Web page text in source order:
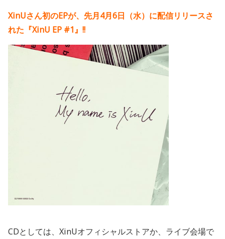
XinUさん初のEPが、先月4月6日（水）に配信リリースさ
れた『XinU EP #1』!!
CDとしては、XinUオフィシャルストアか、ライブ会場で